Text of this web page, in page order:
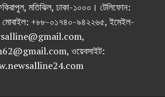
মতিঝিল, ঢাকা-১০০০। টেলিফোন:
+৮৮-০১৭৪০-৯৪২২৬৫, ইমেইল-
ওয়েবসাইট: